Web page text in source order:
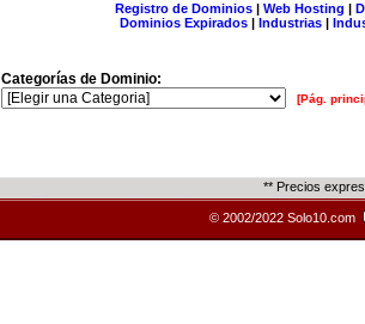
Registro de Dominios| Web Hosting |
Dominios Expirados | Industrias |
Categorías de Dominio:
[Pág.
** Precios
© 2002/2022 Solo10.com